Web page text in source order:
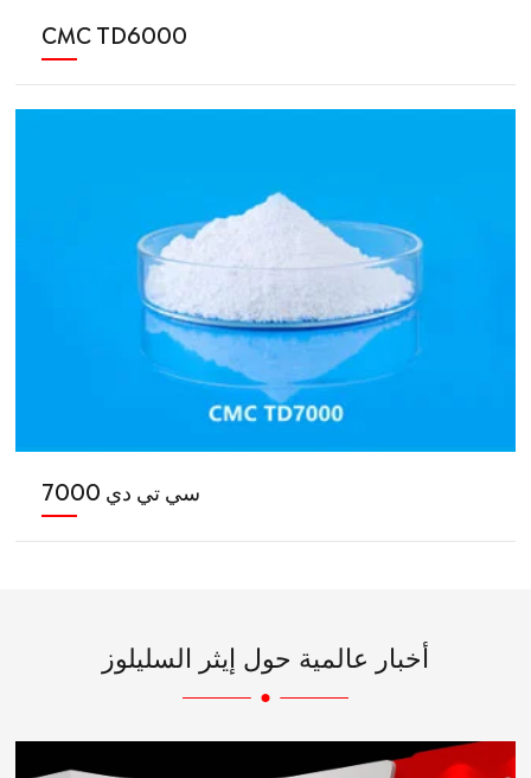
CMC TD6000
سي تي دي 7000
أخبار عالمية حول إيثر السليلوز